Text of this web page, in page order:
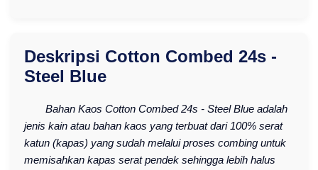
Deskripsi Cotton Combed 24s -
Steel Blue
Bahan Kaos Cotton Combed 24s - Steel Blue adalah
jenis kain atau bahan kaos yang terbuat dari 100% serat
katun (kapas) yang sudah melalui proses combing untuk
memisahkan kapas serat pendek sehingga lebih halus